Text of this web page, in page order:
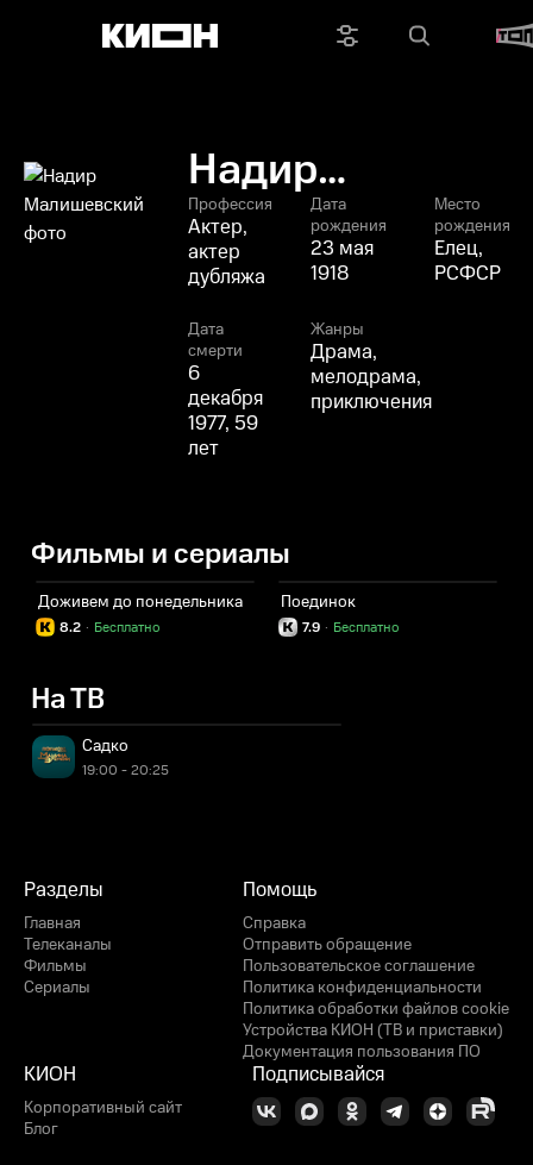
Надир
Малишевский
Профессия
Актер,
актер
дубляжа
Дата
рождения
23 мая
1918
Место
рождения
Елец,
РСФСР
Дата
смерти
6
декабря
1977, 59
лет
Жанры
Драма,
мелодрама,
приключения
Фильмы и сериалы
Доживем до понедельника
8.2 Бесплатно
·
Поединок
7.9 Бесплатно
·
На ТВ
Садко
19:00 - 20:25
Разделы
Главная
Телеканалы
Фильмы
Сериалы
Помощь
Справка
Отправить обращение
Пользовательское соглашение
Политика конфиденциальности
Политика обработки файлов cookie
Устройства КИОН (ТВ и приставки)
Документация пользования ПО
КИОН
Корпоративный сайт
Блог
Подписывайся